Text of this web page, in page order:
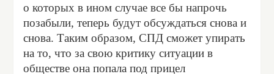
о которых в ином случае все бы напрочь
позабыли, теперь будут обсуждаться снова и
снова. Таким образом, СПД сможет упирать
на то, что за свою критику ситуации в
обществе она попала под прицел